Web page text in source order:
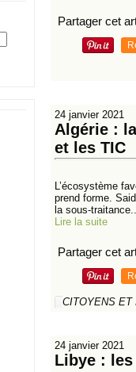
Partager cet
24 janvier 2021
Algérie :
et les TIC
L’écosystème
prend forme.
la sous-
Lire la suite
Partager cet
CITOYENS ET
24 janvier 2021
Libye : les